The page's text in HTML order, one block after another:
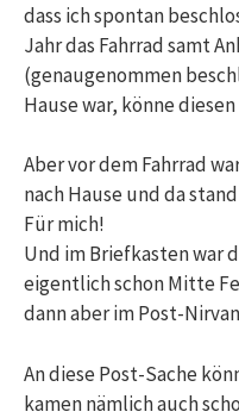
dass ich spontan
Jahr das Fahrrad samt
(genaugenommen
Hause war, könne
Aber vor dem Fahrrad
nach Hause und da
Für mich!
Und im Briefkasten war
eigentlich schon Mitte
dann aber im Post-
An diese Post-Sache
kamen nämlich auch